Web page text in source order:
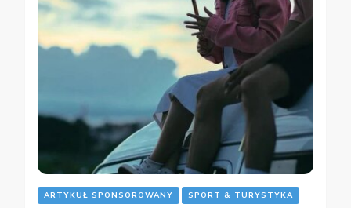
ARTYKUŁ SPONSOROWANY SPORT & TURYSTYKA